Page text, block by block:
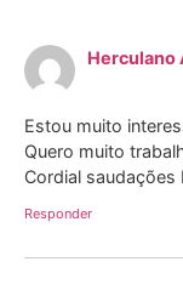
Herculano
Estou muito
Quero muito
Cordial saudações
Responder